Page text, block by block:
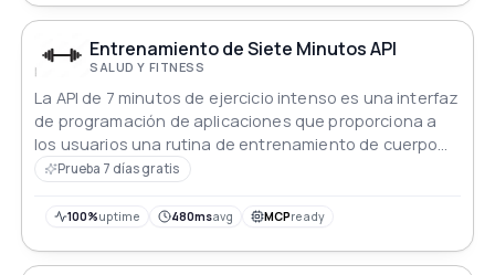
Entrenamiento de Siete Minutos API
SALUD Y FITNESS
La API de 7 minutos de ejercicio intenso es una interfaz
de programación de aplicaciones que proporciona a
los usuarios una rutina de entrenamiento de cuerpo
completo de alta intensidad que se puede completar
Prueba 7 días gratis
100%uptime 480msavg MCPready